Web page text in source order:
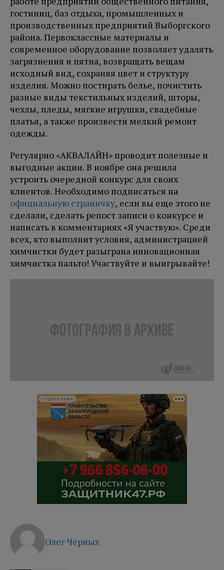
гостиниц, баз отдыха, промышленных и
производственных предприятий Выборгского
района. Первоклассные материалы и
современное оборудование позволяет удалять
загрязнения и пятна, возвращать вещам
исходный вид, сохраняя цвет и структуру
изделия. Можно постирать белье, почистить
разные виды текстильных изделий, шторы,
чехлы, пледы, мягкие игрушки, свадебные
платья, а также произвести мелкий ремонт
одежды.
Регулярно «АКВАЛАЙН» проводит полезные и
выгодные акции. В ноябре она решила
устроить очередной конкурс для своих
клиентов. Необходимо подписаться на
официальную страничку, если вы еще этого не
сделали, сделать репост записи о конкурсе и
написать в комментариях «Я участвую». Среди
всех, кто выполнит условия, администрацией
химчистки будет разыграна инновационная
химчистка пальто! Участвуйте и выигрывайте!
СОЦРЕКЛАМА
Олег Черных